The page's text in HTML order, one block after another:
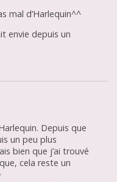
mal d’Harlequin^^
envie depuis un
Depuis que
un peu plus
bien que j’ai trouvé
cela reste un